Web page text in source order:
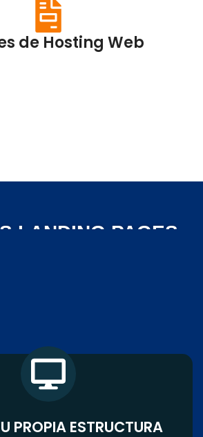
de Hosting Web
LANDING PAGES
PROPIA ESTRUCTURA